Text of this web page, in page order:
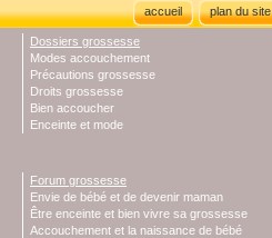
accueil plan du site
Dossiers grossesse
Modes accouchement
Précautions grossesse
Droits grossesse
Bien accoucher
Enceinte et mode
Forum grossesse
Envie de bébé et de devenir maman
Être enceinte et bien vivre sa grossesse
Accouchement et la naissance de bébé